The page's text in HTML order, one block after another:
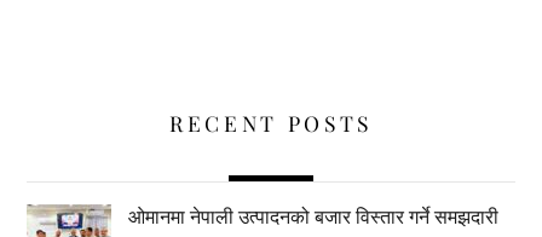
RECENT POSTS
ओमानमा नेपाली उत्पादनको बजार विस्तार गर्ने समझदारी